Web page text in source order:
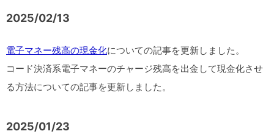
2025/02/13
電子マネー残高の現金化についての記事を更新しました。
コード決済系電子マネーのチャージ残高を出金して現金化させ
る方法についての記事を更新しました。
2025/01/23